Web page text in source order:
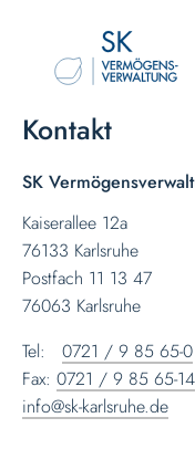
Kontakt
SK
Kaiserallee 12a
76133 Karlsruhe
Postfach 11 13 47
76063 Karlsruhe
Tel:0721 / 9 85 65-0
Fax:0721 / 9 85 65-14
info@sk-karlsruhe.de